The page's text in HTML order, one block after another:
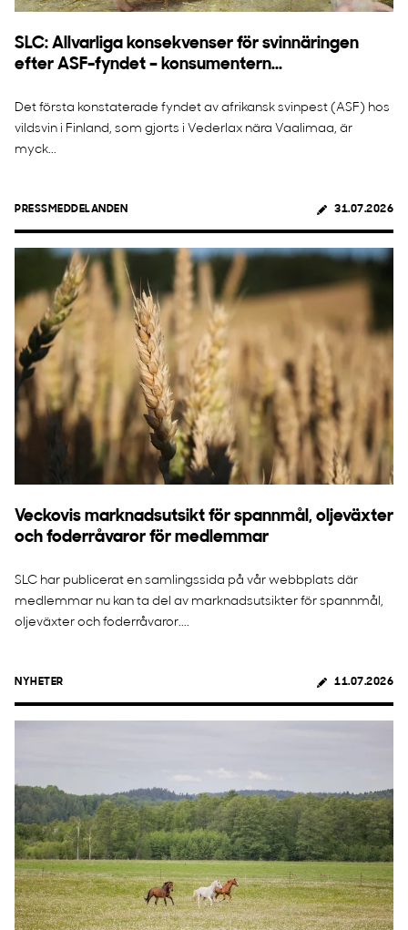
SLC: Allvarliga konsekvenser för svinnäringen
efter ASF-fyndet – konsumentern...
Det första konstaterade fyndet av afrikansk svinpest (ASF) hos
vildsvin i Finland, som gjorts i Vederlax nära Vaalimaa, är
myck...
PRESSMEDDELANDEN 31.07.2026
Veckovis marknadsutsikt för spannmål, oljeväxter
och foderråvaror för medlemmar
SLC har publicerat en samlingssida på vår webbplats där
medlemmar nu kan ta del av marknadsutsikter för spannmål,
oljeväxter och foderråvaror....
NYHETER 11.07.2026